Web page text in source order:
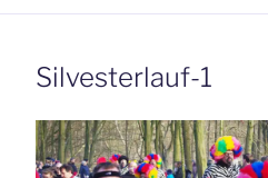
Silvesterlauf-1